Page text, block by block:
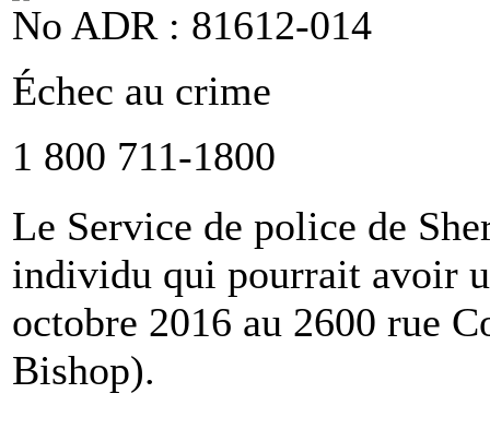
No ADR : 81612-014
Échec au crime
1 800 711-1800
Le Service de police de
individu qui pourrait avoir
octobre 2016 au 2600 rue
Bishop).